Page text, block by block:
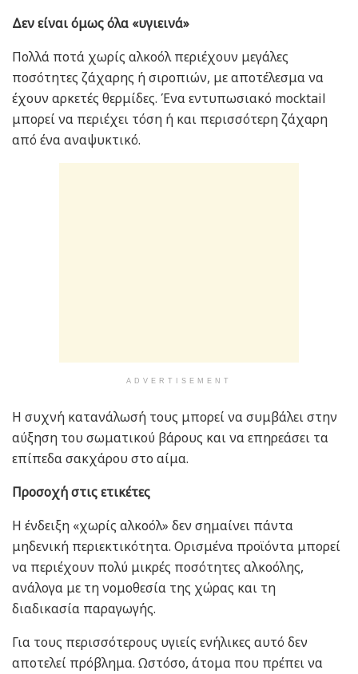
Δεν είναι όμως όλα «υγιεινά»
Πολλά ποτά χωρίς αλκοόλ περιέχουν μεγάλες
ποσότητες ζάχαρης ή σιροπιών, με αποτέλεσμα να
έχουν αρκετές θερμίδες. Ένα εντυπωσιακό mocktail
μπορεί να περιέχει τόση ή και περισσότερη ζάχαρη
από ένα αναψυκτικό.
ADVERTISEMENT
Η συχνή κατανάλωσή τους μπορεί να συμβάλει στην
αύξηση του σωματικού βάρους και να επηρεάσει τα
επίπεδα σακχάρου στο αίμα.
Προσοχή στις ετικέτες
Η ένδειξη «χωρίς αλκοόλ» δεν σημαίνει πάντα
μηδενική περιεκτικότητα. Ορισμένα προϊόντα μπορεί
να περιέχουν πολύ μικρές ποσότητες αλκοόλης,
ανάλογα με τη νομοθεσία της χώρας και τη
διαδικασία παραγωγής.
Για τους περισσότερους υγιείς ενήλικες αυτό δεν
αποτελεί πρόβλημα. Ωστόσο, άτομα που πρέπει να